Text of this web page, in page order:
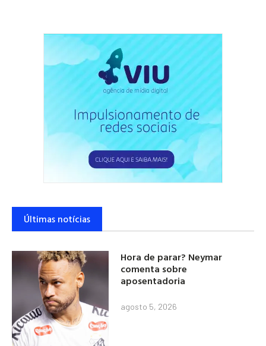
Últimas notícias
Hora de parar? Neymar
comenta sobre
aposentadoria
agosto 5, 2026